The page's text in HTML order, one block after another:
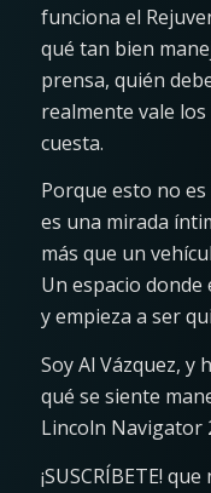
funciona el
qué tan bien
prensa, quién
realmente vale
cuesta.
Porque esto no
es una mirada
más que un
Un espacio donde
y empieza a ser
Soy Al Vázquez, y
qué se siente
Lincoln Navigator
¡SUSCRÍBETE!